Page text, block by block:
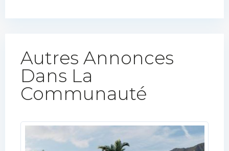
Autres Annonces
Dans La
Communauté​